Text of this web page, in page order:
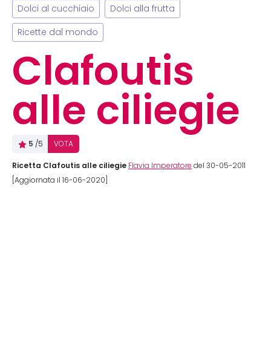
Dolci al cucchiaio Dolci alla frutta
Ricette dal mondo
Clafoutis
alle ciliegie
5 /5 VOTA
Ricetta Clafoutis alle ciliegie Flavia Imperatore del 30-05-2011
[Aggiornata il 16-06-2020]